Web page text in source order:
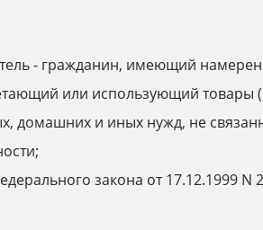
- гражданин, имеющий
или использующий товары
домашних и иных нужд, не
закона от 17.12.1999 N